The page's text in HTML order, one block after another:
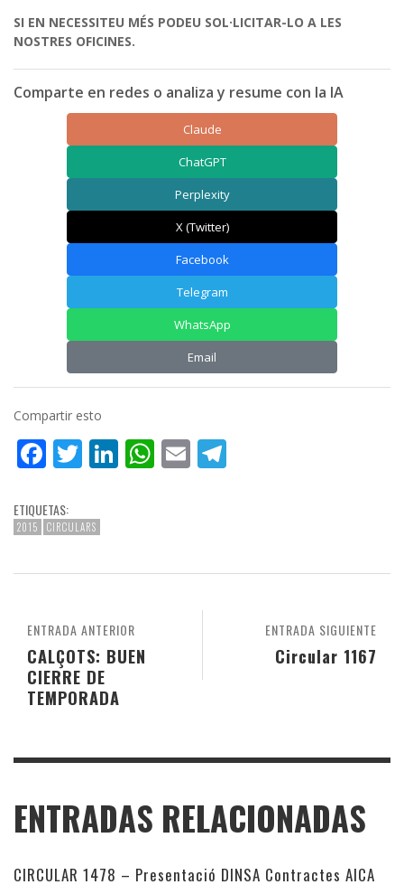
SI EN NECESSITEU MÉS PODEU SOL·LICITAR-LO A LES
NOSTRES OFICINES.
Comparte en redes o analiza y resume con la IA
Claude
ChatGPT
Perplexity
X (Twitter)
Facebook
Telegram
WhatsApp
Email
Compartir esto
Facebook
Twitter
LinkedIn
WhatsApp
Email
ETIQUETAS:
2015 CIRCULARS
ENTRADA SIGUIENTE
Circular 1167
ENTRADA ANTERIOR
CALÇOTS: BUEN
CIERRE DE
TEMPORADA
ENTRADAS RELACIONADAS
CIRCULAR 1478 – Presentació DINSA Contractes AICA